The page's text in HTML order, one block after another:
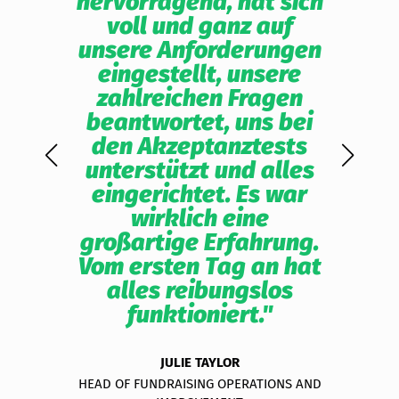
voll und ganz auf
unsere Anforderungen
eingestellt, unsere
zahlreichen Fragen
beantwortet, uns bei
den Akzeptanztests
unterstützt und alles
eingerichtet. Es war
wirklich eine
großartige Erfahrung.
Vom ersten Tag an hat
alles reibungslos
funktioniert."
JULIE TAYLOR
HEAD OF FUNDRAISING OPERATIONS AND